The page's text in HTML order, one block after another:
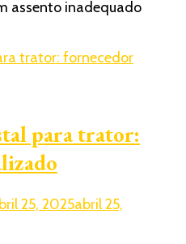
para
assento inadequado
para trator:
25, 2025abril 25,